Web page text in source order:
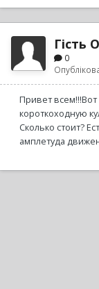
Гість
0
Привет всем!!!Вот
короткоходную
Сколько стоит?
амплетуда